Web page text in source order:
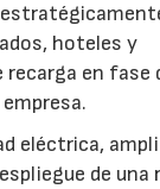
hoteles y
en fase
eléctrica,
de una